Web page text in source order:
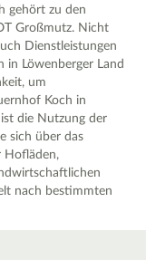
gehört zu den
Großmutz. Nicht
Dienstleistungen
in Löwenberger Land
um
Koch in
die Nutzung der
sich über das
Hofläden,
nach bestimmten